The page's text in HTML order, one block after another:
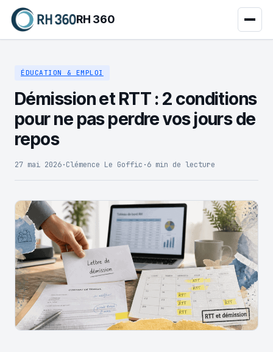
RH 360
ÉDUCATION & EMPLOI
Démission et RTT : 2 conditions
pour ne pas perdre vos jours de
repos
27 mai 2026·Clémence Le Goffic ·6 min de lecture